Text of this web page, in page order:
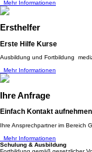
Mehr Informationen
Ersthelfer
Erste Hilfe Kurse
Ausbildung und Fortbildung
Mehr Informationen
Ihre Anfrage
Einfach Kontakt aufnehmen
Ihre Ansprechpartner im Bereich
Mehr Informationen
Schulung & Ausbildung